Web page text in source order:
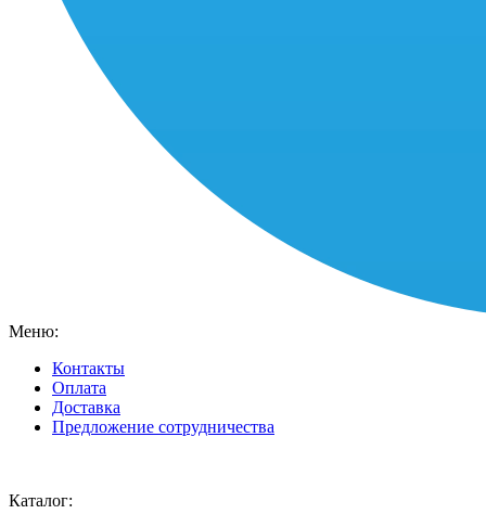
Меню:
Контакты
Оплата
Доставка
Предложение сотрудничества
Каталог: